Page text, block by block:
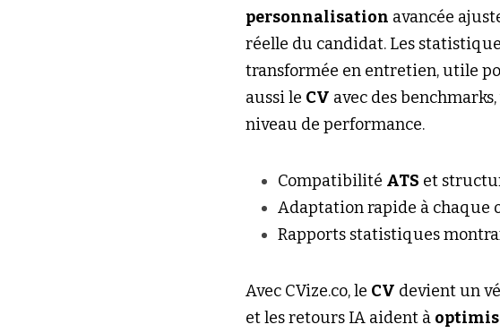
personnalisation avancée
réelle du candidat. Les
transformée en entretien, utile
aussi le CV avec des
niveau de performance.
Compatibilité ATS et
Adaptation rapide à chaque
Rapports statistiques
Avec CVize.co, le CV devient un
et les retours IA aident à